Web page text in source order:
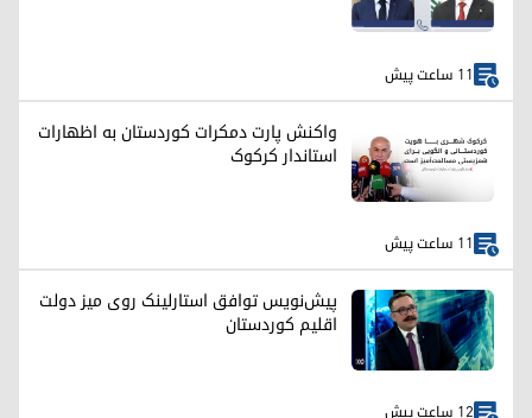
11 ساعت پیش
واکنش پارت دمکرات کوردستان به اظهارات
استاندار کرکوک
11 ساعت پیش
پیش‌نویس توافق استارلینک روی میز دولت
اقلیم کوردستان